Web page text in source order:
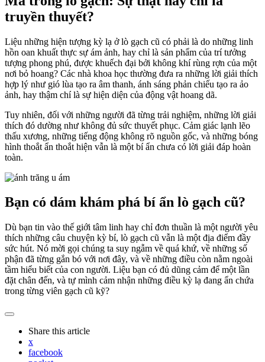
truyền thuyết?
Liệu những hiện tượng kỳ lạ ở lò gạch cũ có phải là do những linh
hồn oan khuất thực sự ám ảnh, hay chỉ là sản phẩm của trí tưởng
tượng phong phú, được khuếch đại bởi không khí rùng rợn của một
nơi bỏ hoang? Các nhà khoa học thường đưa ra những lời giải thích
hợp lý như gió lùa tạo ra âm thanh, ánh sáng phản chiếu tạo ra ảo
ảnh, hay thậm chí là sự hiện diện của động vật hoang dã.
Tuy nhiên, đối với những người đã từng trải nghiệm, những lời giải
thích đó dường như không đủ sức thuyết phục. Cảm giác lạnh lẽo
thấu xương, những tiếng động không rõ nguồn gốc, và những bóng
hình thoắt ẩn thoắt hiện vẫn là một bí ẩn chưa có lời giải đáp hoàn
toàn.
Bạn có dám khám phá bí ẩn lò gạch cũ?
Dù bạn tin vào thế giới tâm linh hay chỉ đơn thuần là một người yêu
thích những câu chuyện kỳ bí, lò gạch cũ vẫn là một địa điểm đầy
sức hút. Nó mời gọi chúng ta suy ngẫm về quá khứ, về những số
phận đã từng gắn bó với nơi đây, và về những điều còn nằm ngoài
tầm hiểu biết của con người. Liệu bạn có đủ dũng cảm để một lần
đặt chân đến, và tự mình cảm nhận những điều kỳ lạ đang ẩn chứa
trong từng viên gạch cũ kỹ?
Share this article
x
facebook